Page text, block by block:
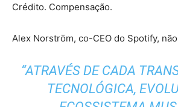
Crédito. Compensação.
Alex Norström, co-CEO do Spotify,
“ATRAVÉS DE CADA
TECNOLÓGICA,